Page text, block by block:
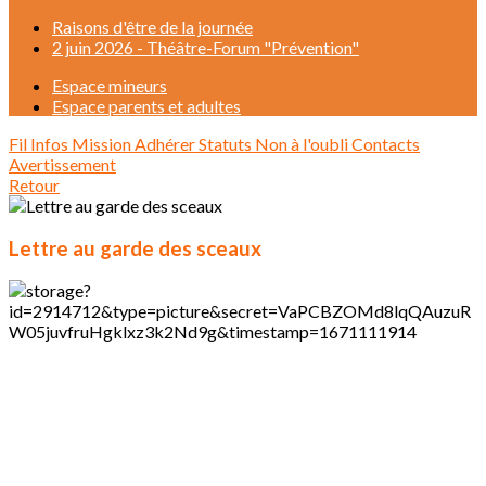
Raisons d'être de la journée
2 juin 2026 - Théâtre-Forum "Prévention"
Espace mineurs
Espace parents et adultes
Fil Infos MissionAdhérerStatuts Non à l'oubliContacts
Avertissement
Retour
Lettre au garde des sceaux